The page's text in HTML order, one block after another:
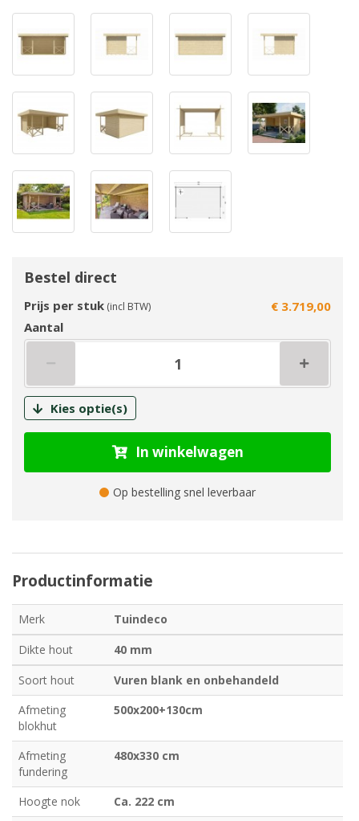
Bestel direct
Prijs per stuk (incl BTW)
€ 3.719,00
Aantal
Kies optie(s)
In winkelwagen
Op bestelling snel leverbaar
Productinformatie
Merk
Tuindeco
Dikte hout
40 mm
Soort hout
Vuren blank en onbehandeld
Afmeting
blokhut
500x200+130cm
Afmeting
fundering
480x330 cm
Hoogte nok
Ca. 222 cm